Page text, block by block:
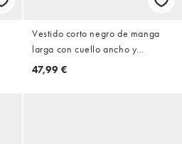
Vestido corto negro de manga
larga con cuello ancho y
hombros descubiertos de tejido
47,99 €